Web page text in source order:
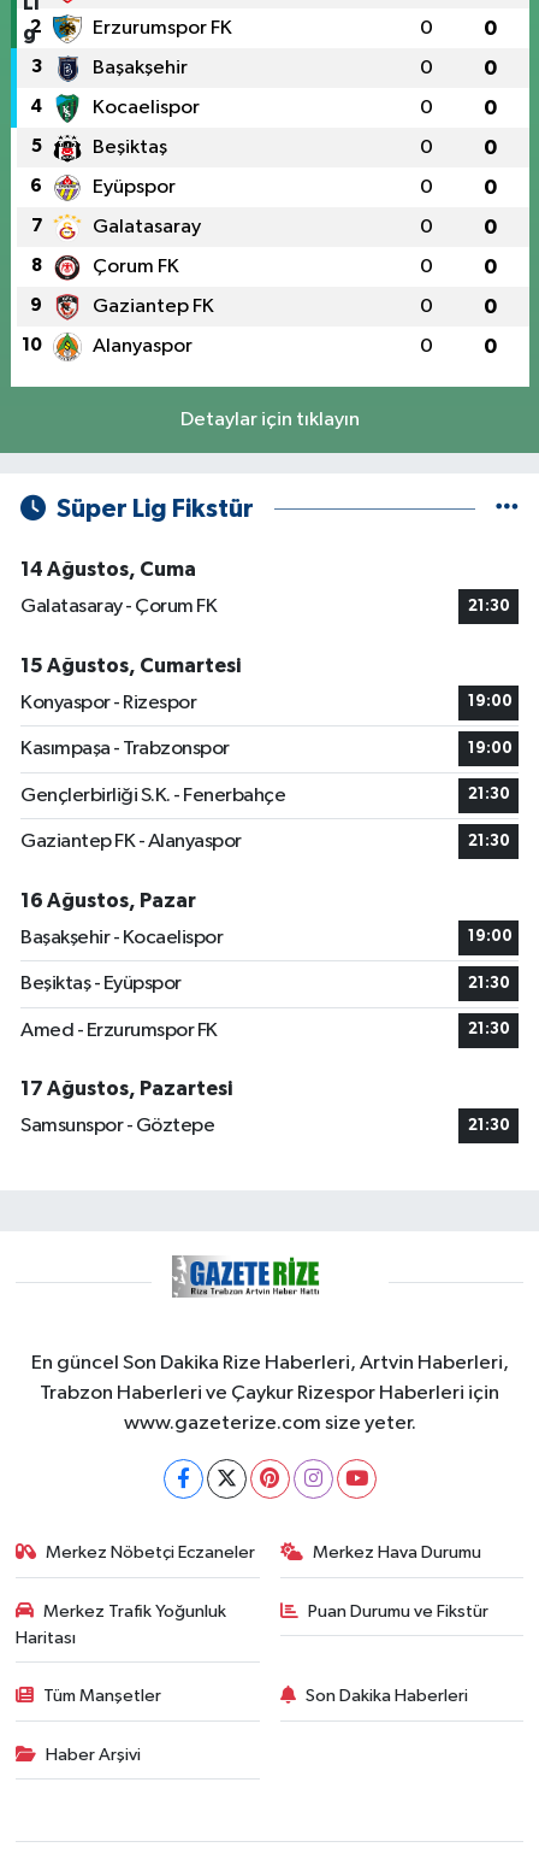
2 Erzurumspor FK 0 0
3 Başakşehir 0 0
4 Kocaelispor 0 0
5 Beşiktaş 0 0
6 Eyüpspor 0 0
7 Galatasaray 0 0
8 Çorum FK 0 0
9 Gaziantep FK 0 0
10 Alanyaspor 0 0
Detaylar için tıklayın
Süper Lig Fikstür
14 Ağustos, Cuma
Galatasaray - Çorum FK
21:30
15 Ağustos, Cumartesi
Konyaspor - Rizespor
19:00
Kasımpaşa - Trabzonspor 19:00
Gençlerbirliği S.K. - Fenerbahçe 21:30
Gaziantep FK - Alanyaspor 21:30
16 Ağustos, Pazar
Başakşehir - Kocaelispor
19:00
Beşiktaş - Eyüpspor 21:30
Amed - Erzurumspor FK 21:30
17 Ağustos, Pazartesi
Samsunspor - Göztepe
21:30
En güncel Son Dakika Rize Haberleri, Artvin Haberleri,
Trabzon Haberleri ve Çaykur Rizespor Haberleri için
www.gazeterize.com size yeter.
Merkez Nöbetçi Eczaneler Merkez Hava Durumu
Merkez Trafik Yoğunluk
Haritası
Puan Durumu ve Fikstür
Tüm Manşetler Son Dakika Haberleri
Haber Arşivi